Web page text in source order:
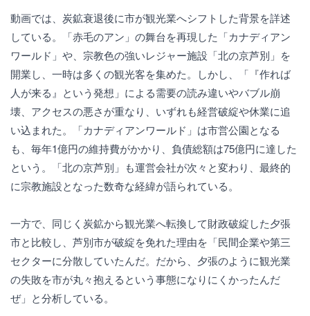
動画では、炭鉱衰退後に市が観光業へシフトした背景を詳述
している。「赤毛のアン」の舞台を再現した「カナディアン
ワールド」や、宗教色の強いレジャー施設「北の京芦別」を
開業し、一時は多くの観光客を集めた。しかし、「『作れば
人が来る』という発想」による需要の読み違いやバブル崩
壊、アクセスの悪さが重なり、いずれも経営破綻や休業に追
い込まれた。「カナディアンワールド」は市営公園となる
も、毎年1億円の維持費がかかり、負債総額は75億円に達した
という。「北の京芦別」も運営会社が次々と変わり、最終的
に宗教施設となった数奇な経緯が語られている。
一方で、同じく炭鉱から観光業へ転換して財政破綻した夕張
市と比較し、芦別市が破綻を免れた理由を「民間企業や第三
セクターに分散していたんだ。だから、夕張のように観光業
の失敗を市が丸々抱えるという事態になりにくかったんだ
ぜ」と分析している。